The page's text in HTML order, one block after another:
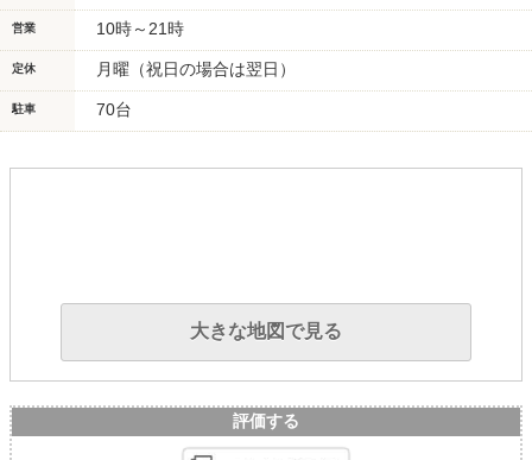
営業 10時～21時
定休 月曜（祝日の場合は翌日）
駐車 70台
大きな地図で見る
評価する